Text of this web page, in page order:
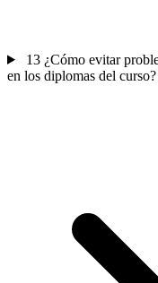
13 ¿Cómo evitar
en los diplomas del curso?